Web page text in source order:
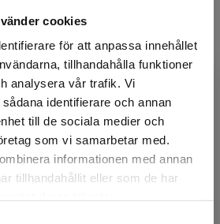
cookies
för att anpassa innehållet
tillhandahålla funktioner
analysera vår trafik. Vi
identifierare och annan
till de sociala medier och
som vi samarbetar med.
informationen med annan
tillhandahållit eller som de har
fraktregion
du besöker
via en enhet utanför Sverige.
Gustavsson
är universitetslektor på